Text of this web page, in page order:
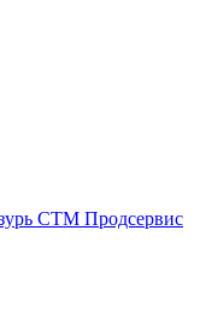
СТМ Продсервис